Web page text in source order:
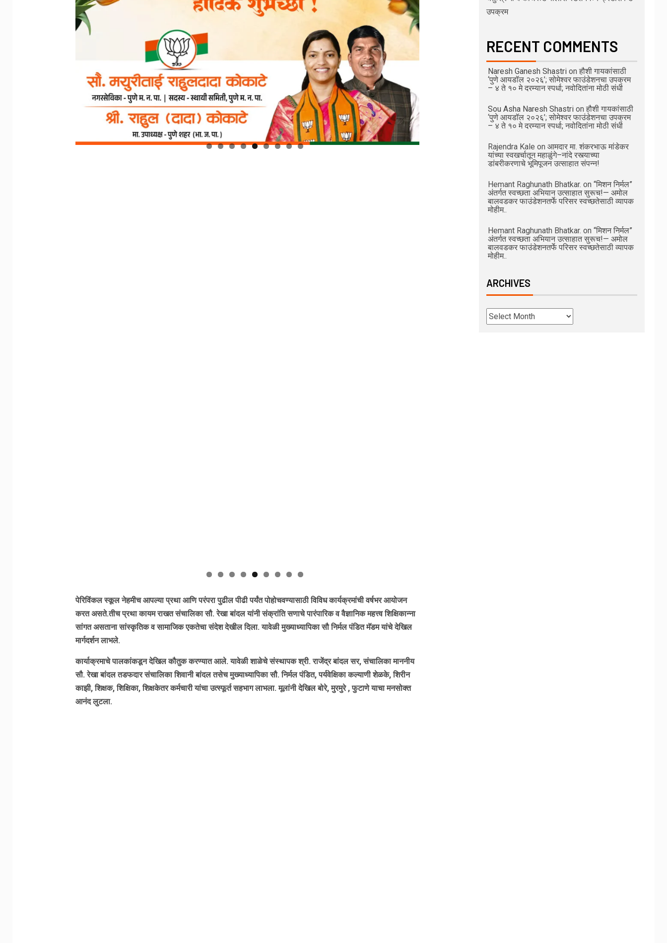
पेरिविंकल स्कूल नेहमीच आपल्या प्रथा आणि परंपरा पुढील पीढी पर्यंत पोहोचवण्यासाठी विविध कार्यक्रमांची वर्षभर आयोजन
करत असते.तीच प्रथा कायम राखत संचालिका सौ. रेखा बांदल यांनी संक्रांति सणाचे पारंपारिक व वैज्ञानिक महत्त्व शिक्षिकान्ना
सांगत असताना सांस्कृतिक व सामाजिक एकतेचा संदेश देखील दिला. यावेळी मुख्याध्यापिका सौ निर्मल पंडित मॅडम यांचे देखिल
मार्गदर्शन लाभले.
कार्याक्रमाचे पालकांकडून देखिल कौतुक करण्यात आले. यावेळी शाळेचे संस्थापक श्री. राजेंद्र बांदल सर, संचालिका माननीय
सौ. रेखा बांदल तडफदार संचालिका शिवानी बांदल तसेच मुख्याध्यापिका सौ. निर्मल पंडित, पर्यवेक्षिका कल्याणी शेळके, शिरीन
काझी, शिक्षक, शिक्षिका, शिक्षकेतर कर्मचारी यांचा उत्स्फूर्त सहभाग लाभला. मूलांनी देखिल बोरे, मुरमुरे , फुटाणे याचा मनसोक्त
आनंद लुटला.
उपक्रम
RECENT COMMENTS
Naresh Ganesh Shastrion हौशी गायकांसाठी
‘पुणे आयडॉल २०२६’; सोमेश्वर फाउंडेशनचा उपक्रम
– ४ ते १० मे दरम्यान स्पर्धा; नवोदितांना मोठी संधी
Sou Asha Naresh Shastrion हौशी गायकांसाठी
‘पुणे आयडॉल २०२६’; सोमेश्वर फाउंडेशनचा उपक्रम
– ४ ते १० मे दरम्यान स्पर्धा; नवोदितांना मोठी संधी
Rajendra Kale on आमदार मा. शंकरभाऊ मांडेकर
यांच्या स्वखर्चातून महाळुंगे–नांदे रस्त्याच्या
डांबरीकरणाचे भूमिपूजन उत्साहात संपन्न!
Hemant Raghunath Bhatkar. on “मिशन निर्मल”
अंतर्गत स्वच्छता अभियान उत्साहात सुरूच!— अमोल
बालवडकर फाउंडेशनतर्फे परिसर स्वच्छतेसाठी व्यापक
मोहीम..
Hemant Raghunath Bhatkar. on “मिशन निर्मल”
अंतर्गत स्वच्छता अभियान उत्साहात सुरूच!— अमोल
बालवडकर फाउंडेशनतर्फे परिसर स्वच्छतेसाठी व्यापक
मोहीम..
ARCHIVES